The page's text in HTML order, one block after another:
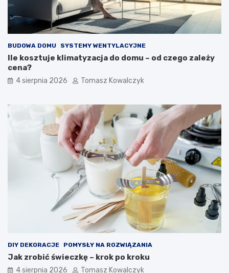
BUDOWA DOMU SYSTEMY WENTYLACYJNE
Ile kosztuje klimatyzacja do domu – od czego zależy
cena?
4 sierpnia 2026 Tomasz Kowalczyk
DIY DEKORACJE POMYSŁY NA ROZWIĄZANIA
Jak zrobić świeczkę – krok po kroku
4 sierpnia 2026 Tomasz Kowalczyk